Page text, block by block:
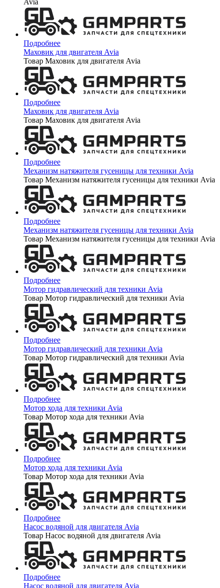
Подробнее
Маховик для двигателя Avia
Товар Маховик для двигателя Avia
Подробнее
Маховик для двигателя Avia
Товар Маховик для двигателя Avia
Подробнее
Механизм натяжителя гусеницы для техники Avia
Товар Механизм натяжителя гусеницы для техники Avia
Подробнее
Механизм натяжителя гусеницы для техники Avia
Товар Механизм натяжителя гусеницы для техники Avia
Подробнее
Мотор гидравлический для техники Avia
Товар Мотор гидравлический для техники Avia
Подробнее
Мотор гидравлический для техники Avia
Товар Мотор гидравлический для техники Avia
Подробнее
Мотор хода для техники Avia
Товар Мотор хода для техники Avia
Подробнее
Мотор хода для техники Avia
Товар Мотор хода для техники Avia
Подробнее
Насос водяной для двигателя Avia
Товар Насос водяной для двигателя Avia
Подробнее
Насос водяной для двигателя Avia